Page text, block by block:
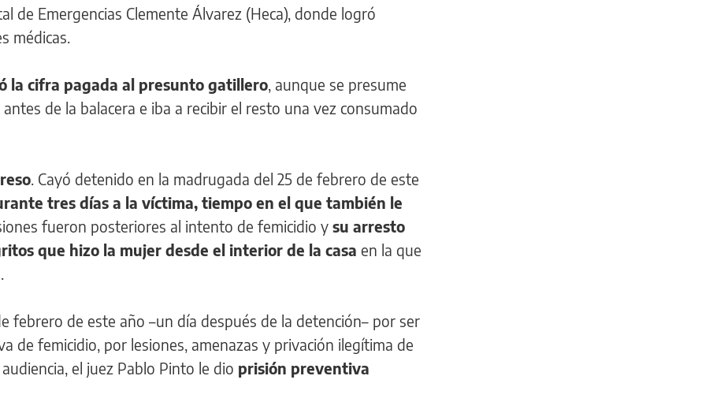
de Emergencias Clemente Álvarez (Heca), donde logró
médicas.
la cifra pagada al presunto gatillero, aunque se presume
de la balacera e iba a recibir el resto una vez consumado
. Cayó detenido en la madrugada del 25 de febrero de este
tres días a la víctima, tiempo en el que también le
fueron posteriores al intento de femicidio y su arresto
que hizo la mujer desde el interior de la casa en la que
febrero de este año –un día después de la detención– por ser
de femicidio, por lesiones, amenazas y privación ilegítima de
el juez Pablo Pinto le dio prisión preventiva